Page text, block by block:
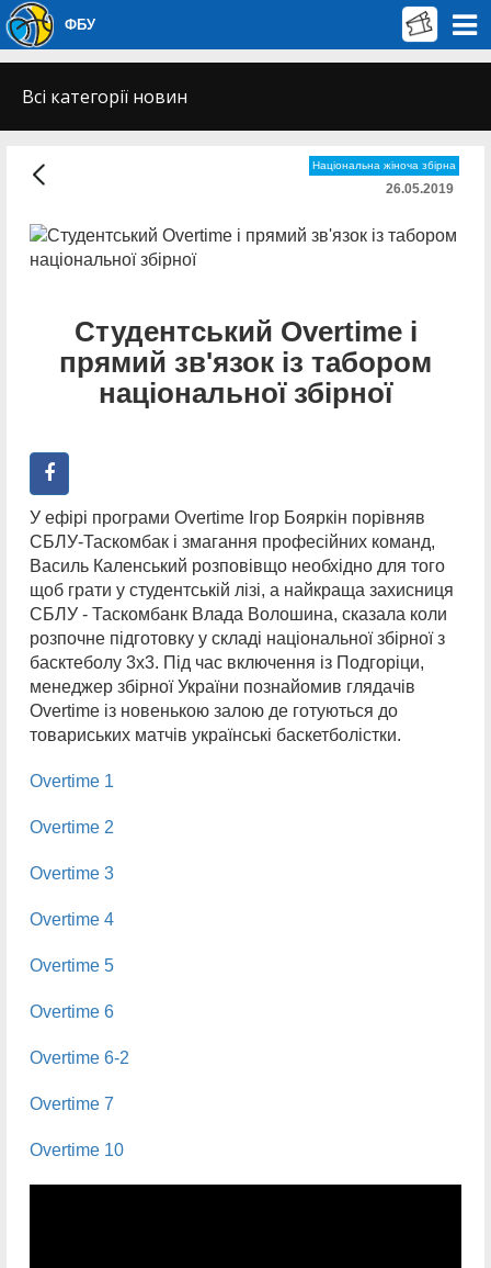
ФБУ
Всі категорії новин
Національна жіноча збірна
26.05.2019
Студентський Overtime і
прямий зв'язок із табором
національної збірної
У ефірі програми Overtime Ігор Бояркін порівняв
СБЛУ-Таскомбак і змагання професійних команд,
Василь Каленський розповівщо необхідно для того
щоб грати у студентській лізі, а найкраща захисниця
СБЛУ - Таскомбанк Влада Волошина, сказала коли
розпочне підготовку у складі національної збірної з
басктеболу 3х3. Під час включення із Подгоріци,
менеджер збірної України познайомив глядачів
Overtime із новенькою залою де готуються до
товариських матчів українські баскетболістки.
Overtime 1
Overtime 2
Overtime 3
Overtime 4
Overtime 5
Overtime 6
Overtime 6-2
Overtime 7
Overtime 10